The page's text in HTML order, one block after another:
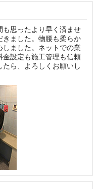
も思ったより早く済ませ
きました。物腰も柔らか
しました。ネットでの業
金設定も施工管理も信頼
ら、よろしくお願いし